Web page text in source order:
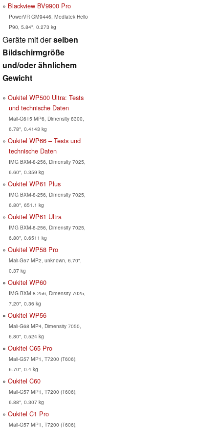
Blackview BV9900 Pro
PowerVR GM9446, Mediatek Helio
P90, 5.84", 0.273 kg
Geräte mit derselben
Bildschirmgröße
und/oder ähnlichem
Gewicht
Oukitel WP500 Ultra: Tests
und technische Daten
Mali-G615 MP6, Dimensity 8300,
6.78", 0.4143 kg
Oukitel WP66 – Tests und
technische Daten
IMG BXM-8-256, Dimensity 7025,
6.60", 0.359 kg
Oukitel WP61 Plus
IMG BXM-8-256, Dimensity 7025,
6.80", 651.1 kg
Oukitel WP61 Ultra
IMG BXM-8-256, Dimensity 7025,
6.80", 0.6511 kg
Oukitel WP58 Pro
Mali-G57 MP2, unknown, 6.70",
0.37 kg
Oukitel WP60
IMG BXM-8-256, Dimensity 7025,
7.20", 0.36 kg
Oukitel WP56
Mali-G68 MP4, Dimensity 7050,
6.80", 0.524 kg
Oukitel C65 Pro
Mali-G57 MP1, T7200 (T606),
6.70", 0.4 kg
Oukitel C60
Mali-G57 MP1, T7200 (T606),
6.88", 0.307 kg
Oukitel C1 Pro
Mali-G57 MP1, T7200 (T606),